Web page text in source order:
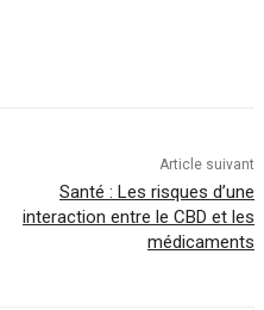
Article suivant
Santé : Les risques d’une
interaction entre le CBD et les
médicaments